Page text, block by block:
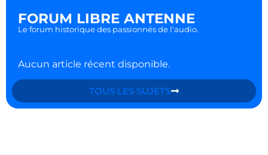
FORUM LIBRE ANTENNE
Le forum historique des passionnés de l'audio.
Aucun article récent disponible.
TOUS LES SUJETS